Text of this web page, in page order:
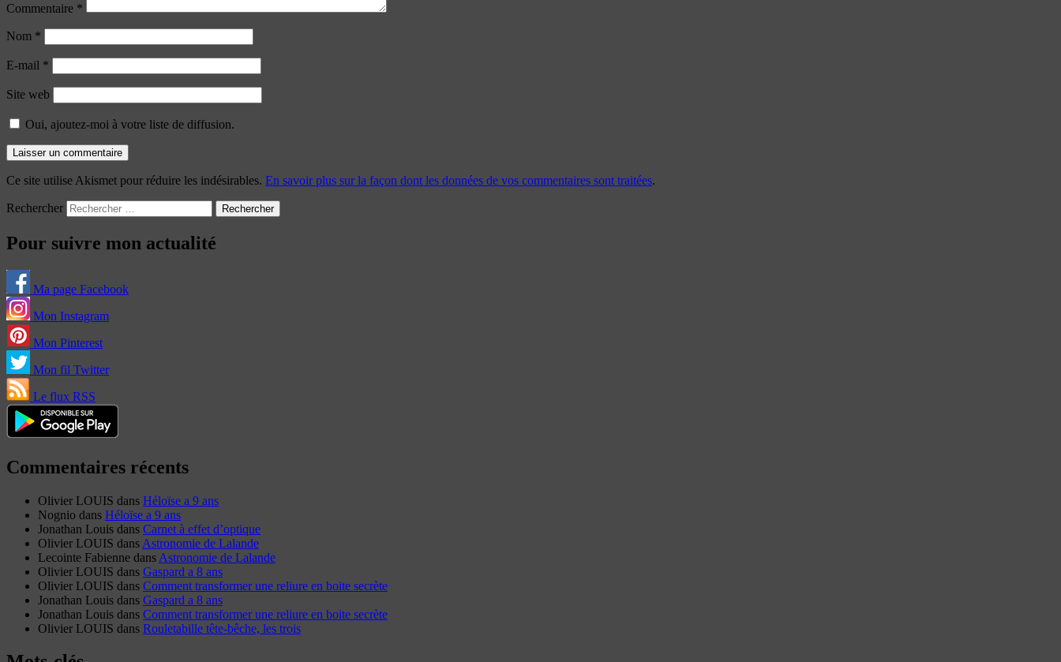
Commentaire *
Nom *
E-mail *
Site web
Oui, ajoutez-moi à votre liste de diffusion.
Ce site utilise Akismet pour réduire les indésirables. En savoir plus sur la façon dont les données de vos commentaires sont traitées.
Rechercher
Pour suivre mon actualité
Ma page Facebook
Mon Instagram
Mon Pinterest
Mon fil Twitter
Le flux RSS
Commentaires récents
Olivier LOUIS dans Héloïse a 9 ans
Nognio dans Héloïse a 9 ans
Jonathan Louis dans Carnet à effet d’optique
Olivier LOUIS dans Astronomie de Lalande
Lecointe Fabienne dans Astronomie de Lalande
Olivier LOUIS dans Gaspard a 8 ans
Olivier LOUIS dans Comment transformer une reliure en boite secrète
Jonathan Louis dans Gaspard a 8 ans
Jonathan Louis dans Comment transformer une reliure en boite secrète
Olivier LOUIS dans Rouletabille tête-bêche, les trois